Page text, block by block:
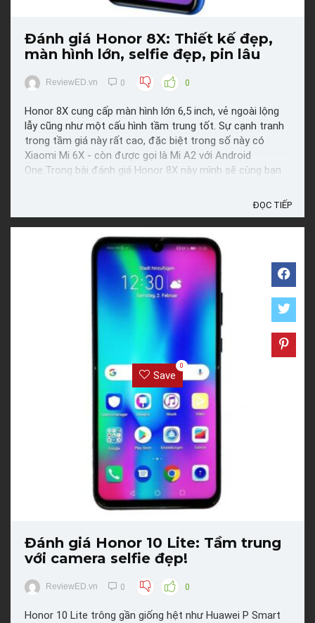
Đánh giá Honor 8X: Thiết kế đẹp,
màn hình lớn, selfie đẹp, pin lâu
ReviewED.vn 0 0
Honor 8X cung cấp màn hình lớn 6,5 inch, vẻ ngoài lộng
lẫy cũng như một cấu hình tầm trung tốt. Sự cạnh tranh
trong tầm giá này rất cao, đặc biệt trong số này có
Xiaomi Mi 6X - còn được gọi là Mi A2 với Android
One.Trong bài đánh giá Honor 8X này mình sẽ cùng bạn
ĐỌC TIẾP
Save
0
Đánh giá Honor 10 Lite: Tầm trung
với camera selfie đẹp!
ReviewED.vn 0 0
Honor 10 Lite trông gần giống hệt như Huawei P Smart